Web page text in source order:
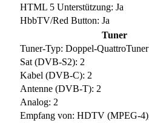
HTML 5 Unterstützung: Ja
HbbTV/Red Button: Ja
Tuner
Tuner-Typ: Doppel-QuattroTuner
Sat (DVB-S2): 2
Kabel (DVB-C): 2
Antenne (DVB-T): 2
Analog: 2
Empfang von: HDTV (MPEG-